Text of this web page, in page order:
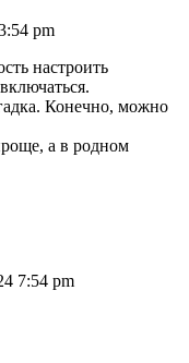
pm
настроить
Конечно, можно
а в родном
7:54 pm